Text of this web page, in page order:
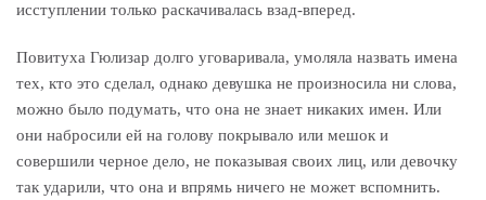
исступлении только раскачивалась взад-вперед.
Повитуха Гюлизар долго уговаривала, умоляла назвать имена
тех, кто это сделал, однако девушка не произносила ни слова,
можно было подумать, что она не знает никаких имен. Или
они набросили ей на голову покрывало или мешок и
совершили черное дело, не показывая своих лиц, или девочку
так ударили, что она и впрямь ничего не может вспомнить.